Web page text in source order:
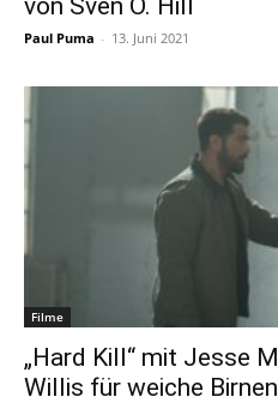
Paul Puma - 13. Juni 2021
Filme
„Hard Kill“ mit Jesse
Willis für weiche